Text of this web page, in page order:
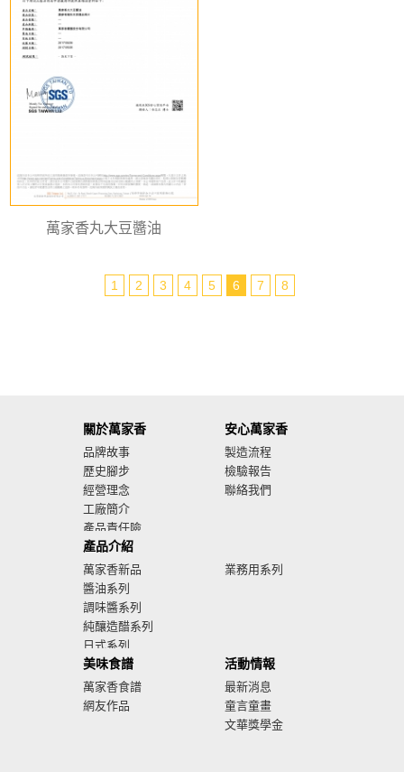
萬家香丸大豆醬油
1 2 3 4 5 6 7 8
關於萬家香
品牌故事
歷史腳步
經營理念
工廠簡介
產品責任險
廣告影音
產品介紹
萬家香新品
醬油系列
調味醬系列
純釀造醋系列
日式系列
業務用系列
美味食譜
萬家香食譜
網友作品
安心萬家香
製造流程
檢驗報告
聯絡我們
活動情報
最新消息
童言童畫
文華獎學金